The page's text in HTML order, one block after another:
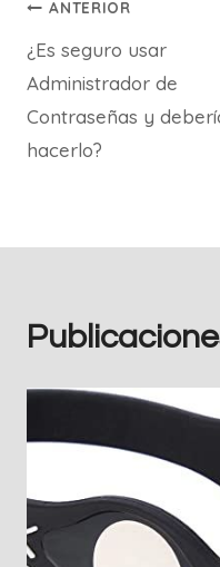
Navegación
de
entradas
ANTERIOR
¿Es seguro usar
Administrador de
Contraseñas y
hacerlo?